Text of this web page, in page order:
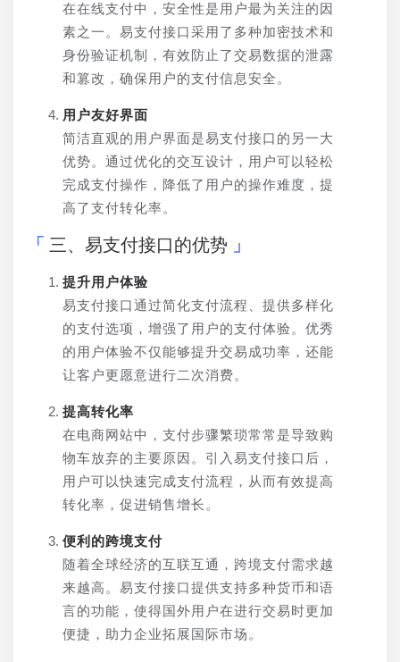
在在线支付中，安全性是用户最为关注的因
素之一。易支付接口采用了多种加密技术和
身份验证机制，有效防止了交易数据的泄露
和篡改，确保用户的支付信息安全。
用户友好界面
简洁直观的用户界面是易支付接口的另一大
优势。通过优化的交互设计，用户可以轻松
完成支付操作，降低了用户的操作难度，提
高了支付转化率。
三、易支付接口的优势
提升用户体验
易支付接口通过简化支付流程、提供多样化
的支付选项，增强了用户的支付体验。优秀
的用户体验不仅能够提升交易成功率，还能
让客户更愿意进行二次消费。
提高转化率
在电商网站中，支付步骤繁琐常常是导致购
物车放弃的主要原因。引入易支付接口后，
用户可以快速完成支付流程，从而有效提高
转化率，促进销售增长。
便利的跨境支付
随着全球经济的互联互通，跨境支付需求越
来越高。易支付接口提供支持多种货币和语
言的功能，使得国外用户在进行交易时更加
便捷，助力企业拓展国际市场。